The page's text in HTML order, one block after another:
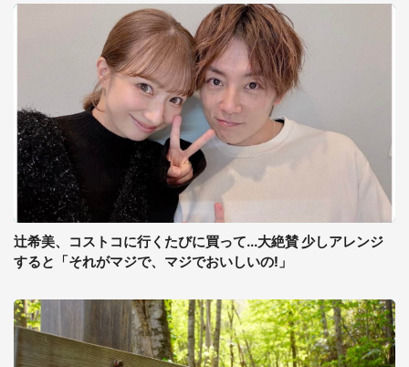
辻希美、コストコに行くたびに買って...大絶賛 少しアレンジ
すると「それがマジで、マジでおいしいの!」